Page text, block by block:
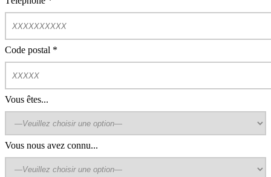
Code postal *
Vous êtes...
Vous nous avez connu...